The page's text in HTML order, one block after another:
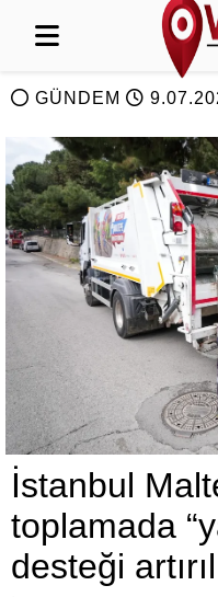
GÜNDEM
İstanbul
toplamada
desteği